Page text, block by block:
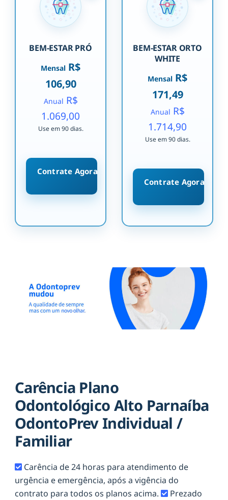
BEM-ESTAR PRÓ
Mensal R$
106,90
Anual R$
1.069,00
Use em 90 dias.
Contrate Agora
BEM-ESTAR ORTO
WHITE
Mensal R$
171,49
Anual R$
1.714,90
Use em 90 dias.
Contrate Agora
Carência Plano
Odontológico Alto Parnaíba
OdontoPrev Individual /
Familiar
Carência de 24 horas para atendimento de
urgência e emergência, após a vigência do
contrato para todos os planos acima.
Prezado